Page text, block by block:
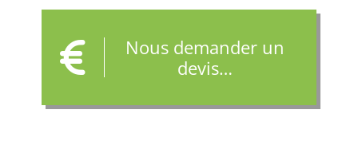
Nous demander un
devis…